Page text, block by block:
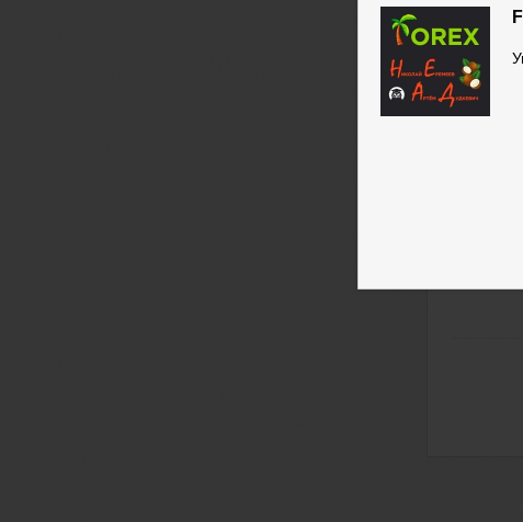
144